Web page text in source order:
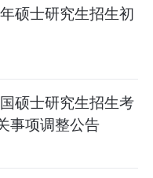
硕士研究生招生初
硕士研究生招生考
事项调整公告